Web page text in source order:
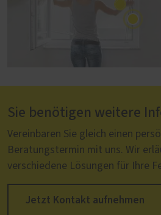
Sie benötigen weitere
Vereinbaren Sie gleich einen
Beratungstermin mit uns. Wir
verschiedene Lösungen für Ihre
Jetzt Kontakt aufnehmen